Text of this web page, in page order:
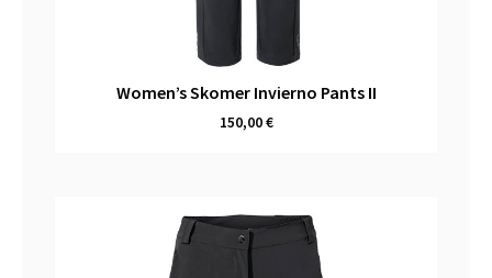
Women’s Skomer Invierno Pants II
150,00€